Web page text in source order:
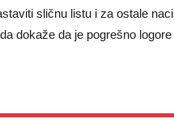
sličnu listu i za ostale
dokaže da je pogrešno